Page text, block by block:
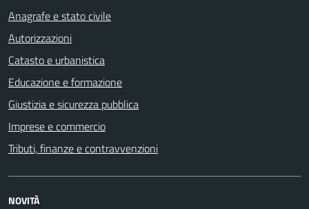
Anagrafe e stato civile
Autorizzazioni
Catasto e urbanistica
Educazione e formazione
Giustizia e sicurezza pubblica
Imprese e commercio
Tributi, finanze e contravvenzioni
NOVITÀ